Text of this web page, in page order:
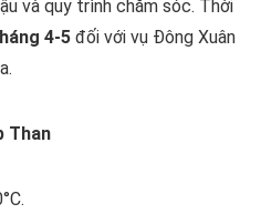
và quy trình chăm sóc. Thời
4-5 đối với vụ Đông Xuân
Than